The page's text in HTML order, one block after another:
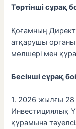
Төртінші сұрақ
Қоғамның
атқарушы
мөлшері мен
Бесінші сұрақ
1. 2026 жылғы 28
Инвестициялық
құрамына